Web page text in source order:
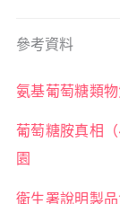
參考資料
氨基葡萄糖類
葡萄糖胺真相
園
衛生署說明製